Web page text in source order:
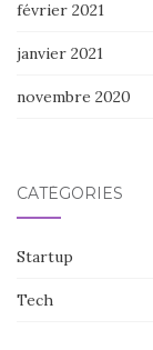
février 2021
janvier 2021
novembre 2020
CATÉGORIES
Startup
Tech